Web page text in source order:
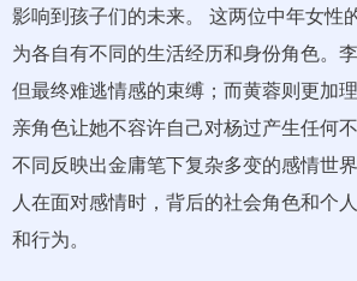
影响到孩子们的未来。 这两位中年女性
为各自有不同的生活经历和身份角色。
但最终难逃情感的束缚；而黄蓉则更加
亲角色让她不容许自己对杨过产生任何
不同反映出金庸笔下复杂多变的感情世
人在面对感情时，背后的社会角色和个
和行为。